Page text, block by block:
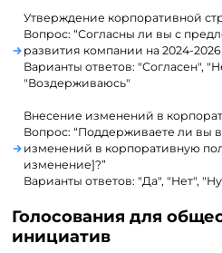
Утверждение корпоративной
Вопрос: “Согласны ли вы с
развития компании на 2024-2026
Варианты ответов: "Согласен",
"Воздерживаюсь"
Внесение изменений в
Вопрос: “Поддерживаете ли вы
изменений в корпоративную
изменение]?”
Варианты ответов: "Да", "Нет",
Голосования для
инициатив